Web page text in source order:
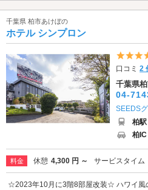
千葉県 柏市あけぼの
ホテル シンプロン
口コミ2
千葉県
04-
SEEDS
柏
柏IC
料金 休憩 4,300 円 ～ サービスタイム
☆2023年10月に3階8部屋改装☆ ハワイ風